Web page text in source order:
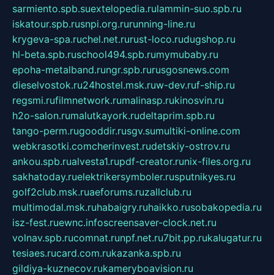
sarmiento.spb.suextelopedia.rulammin-suo.spb.ru
iskatour.spb.rusnpi.org.rurunning-line.ru
krygeva-spa.ruchel.net.rurust-loco.rudugshop.ru
hl-beta.spb.ruschool494.spb.rumymubaby.ru
epoha-metalband.rungr.spb.rurusgosnews.com
dieselvostok.ru24hostel.msk.ruw-dev.ruf-ship.ru
regsmi.rufilmnetwork.rumalinasp.rukinosvin.ru
h2o-salon.rumalutkayork.rudeltaprim.spb.ru
tango-perm.rugooddir.rusgv.sumultiki-online.com
webkrasotki.comcherinvest.rudetskiy-ostrov.ru
ankou.spb.rualvesta1.rupdf-creator.runix-files.org.ru
sakhatoday.ruelektrikersymboler.rusputnikyes.ru
golf2club.msk.ruaeforums.ruzallclub.ru
multimodal.msk.ruhabaigry.ruhaikko.rusobakopedia.ru
isz-fest.ruewnc.infoscreensaver-clock.net.ru
volnav.spb.rucomnat.runpf.net.ru7bit.pp.rukalugatur.ru
tesiaes.rucard.com.rukazanka.spb.ru
gildiya-kuznecov.rukameryboavision.ru